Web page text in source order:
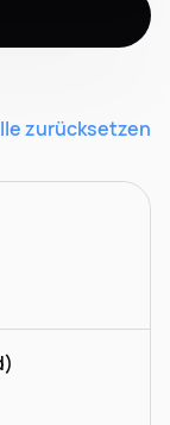
zurücksetzen